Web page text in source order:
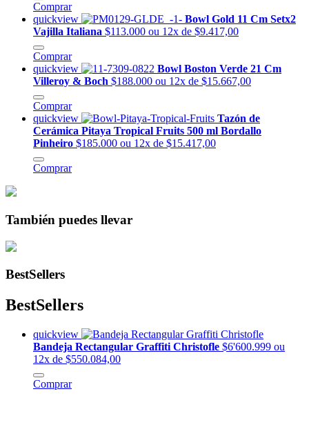
Comprar
quickview
Bowl Gold 11 Cm Setx2
Vajilla Italiana $113.000 ou 12x de $9.417,00
Comprar
quickview
Bowl Boston Verde 21 Cm
Villeroy & Boch $188.000 ou 12x de $15.667,00
Comprar
quickview
Tazón de
Cerámica Pitaya Tropical Fruits 500 ml Bordallo
Pinheiro $185.000 ou 12x de $15.417,00
Comprar
También puedes llevar
BestSellers
BestSellers
quickview
Bandeja Rectangular Graffiti Christofle $6'600.999 ou
12x de $550.084,00
Comprar